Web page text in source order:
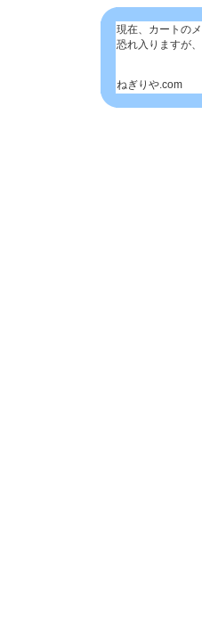
現在、カートの
恐れ入りますが
ねぎりや.com